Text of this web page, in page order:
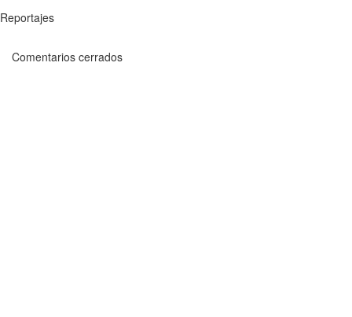
Reportajes
Comentarios cerrados